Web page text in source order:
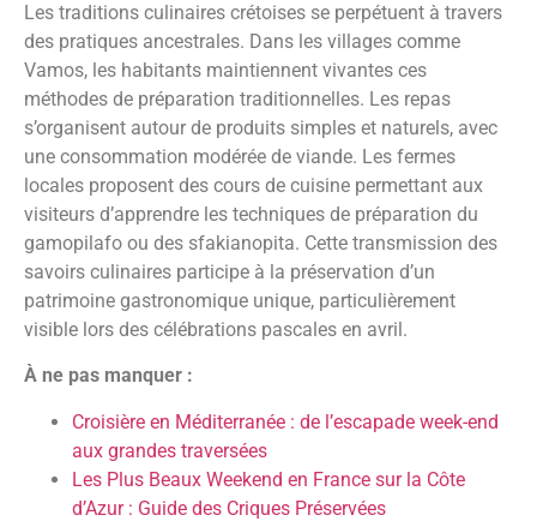
Les traditions culinaires crétoises se perpétuent à travers
des pratiques ancestrales. Dans les villages comme
Vamos, les habitants maintiennent vivantes ces
méthodes de préparation traditionnelles. Les repas
s’organisent autour de produits simples et naturels, avec
une consommation modérée de viande. Les fermes
locales proposent des cours de cuisine permettant aux
visiteurs d’apprendre les techniques de préparation du
gamopilafo ou des sfakianopita. Cette transmission des
savoirs culinaires participe à la préservation d’un
patrimoine gastronomique unique, particulièrement
visible lors des célébrations pascales en avril.
À ne pas manquer :
Croisière en Méditerranée : de l’escapade week-end
aux grandes traversées
Les Plus Beaux Weekend en France sur la Côte
d’Azur : Guide des Criques Préservées